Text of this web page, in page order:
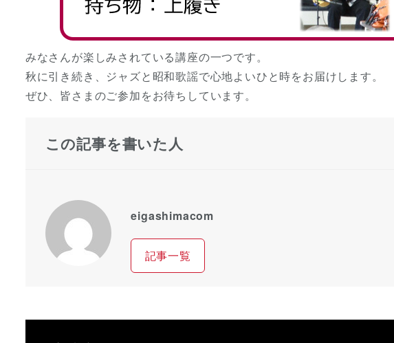
みなさんが楽しみされている講座の一つです。
秋に引き続き、ジャズと昭和歌謡で心地よいひと時をお届けします。
ぜひ、皆さまのご参加をお待ちしています。
この記事を書いた人
eigashimacom
記事一覧